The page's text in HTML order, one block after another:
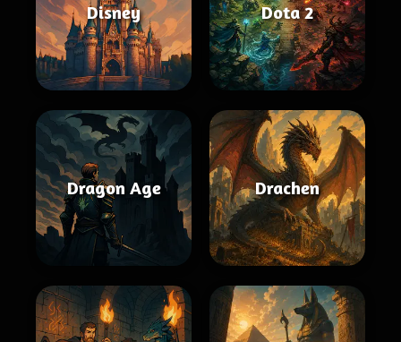
Disney Dota 2
Dragon Age Drachen